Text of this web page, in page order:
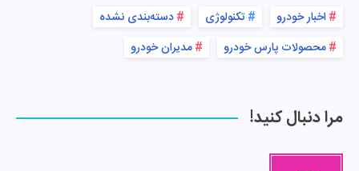
اخبار خودرو تکنولوژی
دسته‌بندی نشده
محصولات پارس خودرو
مدیران خودرو
مرا دنبال کنید!